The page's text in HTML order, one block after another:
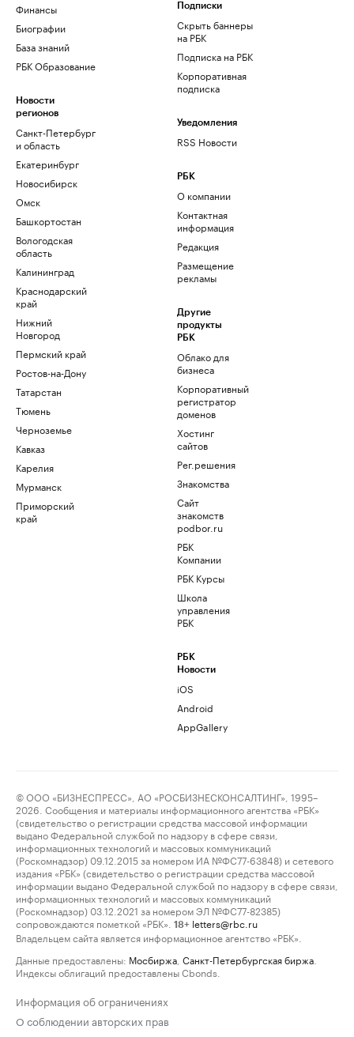
Финансы
Биографии
База знаний
РБК Образование
Новости
регионов
Санкт-Петербург
и область
Екатеринбург
Новосибирск
Омск
Башкортостан
Вологодская
область
Калининград
Краснодарский
край
Нижний
Новгород
Пермский край
Ростов-на-Дону
Татарстан
Тюмень
Черноземье
Кавказ
Карелия
Мурманск
Приморский
край
Подписки
Скрыть баннеры
на РБК
Подписка на РБК
Корпоративная
подписка
Уведомления
RSS Новости
РБК
О компании
Контактная
информация
Редакция
Размещение
рекламы
Другие
продукты
РБК
Облако для
бизнеса
Корпоративный
регистратор
доменов
Хостинг
сайтов
Рег.решения
Знакомства
Сайт
знакомств
podbor.ru
РБК
Компании
РБК Курсы
Школа
управления
РБК
РБК
Новости
iOS
Android
AppGallery
© ООО «БИЗНЕСПРЕСС», АО «РОСБИЗНЕСКОНСАЛТИНГ», 1995–
2026. Сообщения и материалы информационного агентства «РБК»
(свидетельство о регистрации средства массовой информации
выдано Федеральной службой по надзору в сфере связи,
информационных технологий и массовых коммуникаций
(Роскомнадзор) 09.12.2015 за номером ИА №ФС77-63848) и сетевого
издания «РБК» (свидетельство о регистрации средства массовой
информации выдано Федеральной службой по надзору в сфере связи,
информационных технологий и массовых коммуникаций
(Роскомнадзор) 03.12.2021 за номером ЭЛ №ФС77-82385)
сопровождаются пометкой «РБК».
18+ letters@rbc.ru
Владельцем сайта является информационное агентство «РБК».
Данные предоставлены: Мосбиржа Санкт-Петербургская биржа
Индексы облигаций предоставлены Cbonds.
Информация об ограничениях
О соблюдении авторских прав